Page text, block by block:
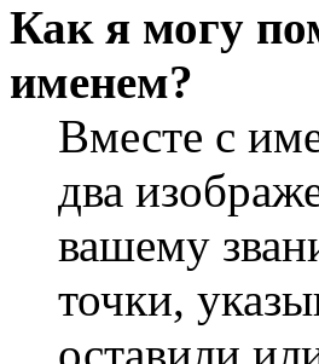
Как я могу
именем?
Вместе с
два
вашему
точки,